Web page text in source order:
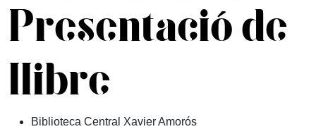
Presentació de
llibre
Biblioteca Central Xavier Amorós